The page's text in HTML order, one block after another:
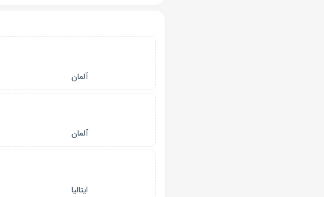
آلمان
آلمان
ایتالیا